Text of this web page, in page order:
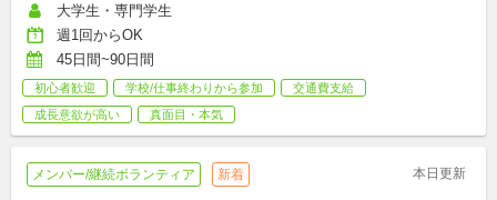
大学生・専門学生
週1回からOK
45日間~90日間
初心者歓迎 学校/仕事終わりから参加
交通費支給
成長意欲が高い
真面目・本気
メンバー/継続ボランティア 新着 本日更新